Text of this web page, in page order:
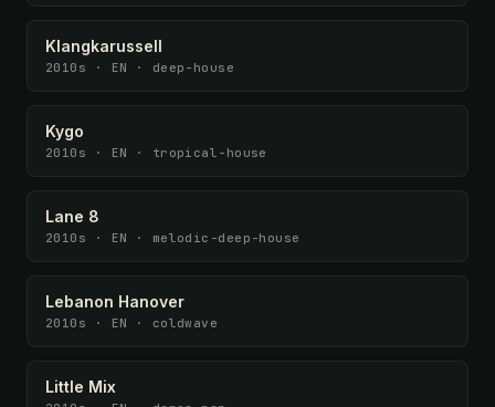
Klangkarussell
2010s · EN · deep-house
Kygo
2010s · EN · tropical-house
Lane 8
2010s · EN · melodic-deep-house
Lebanon Hanover
2010s · EN · coldwave
Little Mix